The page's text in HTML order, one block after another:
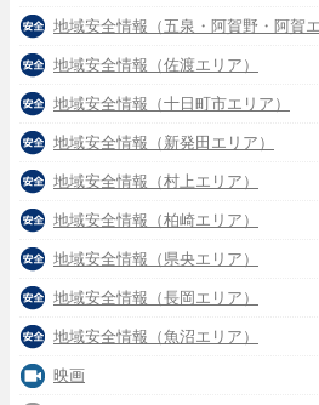
地域安全情報（五泉・阿賀野・阿賀エ
地域安全情報（佐渡エリア）
地域安全情報（十日町市エリア）
地域安全情報（新発田エリア）
地域安全情報（村上エリア）
地域安全情報（柏崎エリア）
地域安全情報（県央エリア）
地域安全情報（長岡エリア）
地域安全情報（魚沼エリア）
映画